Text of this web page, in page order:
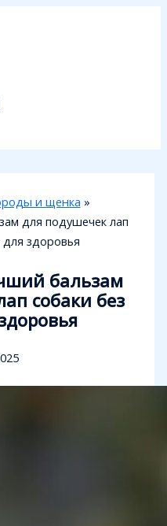
и щенка
для подушечек лап
здоровья
бальзам
собаки без